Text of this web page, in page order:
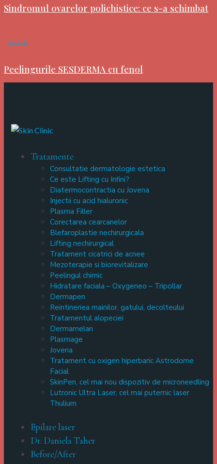
Sindromul ovarelor polichistice: ce s-a schimbat
Articole
Peelingurile SESDERMA cu fenol
Tratamente
Consultatie dermatologie estetica
Ce este Lifting cu Infini?
Diatermocontractia cu Jovena
Injectii cu acid hialuronic
Plasma Filler
Corectarea cearcanelor
Blefaroplastie nechirurgicala
Lifting nechirurgical
Tratament cicatrici de acnee
Mezoterapie si biorevitalizare
Peelingul chimic
Hidratare faciala – Oxygeneo – Tripollar
Dermapen
Reintineriea mainilor, gatului, decolteului
Tratamentul alopeciei
Dermamelan
Plasmage
Jovena
Tratament cu oxigen hiperbaric Astrodome
Facial
SkinPen, cel mai nou dispozitiv de microneedling
Lutronic Ultra Laser, cel mai puternic laser
Thulium
Epilare laser
Dr. Daniela Taher
Before/After